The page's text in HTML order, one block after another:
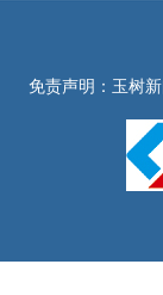
免责声明：玉树